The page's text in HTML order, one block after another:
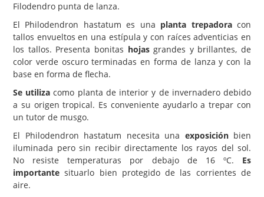
Filodendro punta de lanza.
El Philodendron hastatum es una planta trepadoracon
tallos envueltos en una estípula y con raíces adventicias en
los tallos. Presenta bonitas hojasgrandes y brillantes, de
color verde oscuro terminadas en forma de lanza y con la
base en forma de flecha.
Se utiliza como planta de interior y de invernadero debido
a su origen tropical. Es conveniente ayudarlo a trepar con
un tutor de musgo.
El Philodendron hastatum necesita una exposiciónbien
iluminada pero sin recibir directamente los rayos del sol.
No resiste temperaturas por debajo de 16 ºC. Es
importante situarlo bien protegido de las corrientes de
aire.